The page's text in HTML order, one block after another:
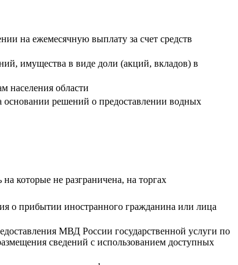
на ежемесячную выплату за счет средств
имущества в виде доли (акций, вкладов) в
населения области
основании решений о предоставлении водных
которые не разграничена, на торгах
о прибытии иностранного гражданина или лица
МВД России государственной услуги по
сведений с использованием доступных